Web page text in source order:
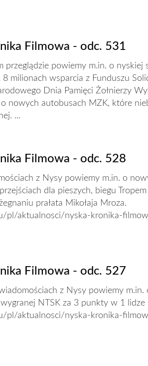
Filmowa - odc. 531
przeglądzie powiemy m.in. o nyskiej
8 milionach wsparcia z Funduszu
Dnia Pamięci Żołnierzy
nowych autobusach MZK, które
...
Filmowa - odc. 528
z Nysy powiemy m.in. o
dla pieszych, biegu
prałata Mikołaja Mroza.
pl/aktualnosci/nyska-kronika-
Filmowa - odc. 527
wiadomościach z Nysy powiemy m.in.
NTSK za 3 punkty w 1 lidze
pl/aktualnosci/nyska-kronika-